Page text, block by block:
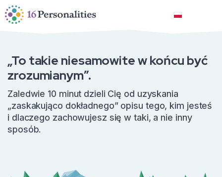
Przejdź do treści głównej
Przejdź do opcji dostępności
Polski
„To takie niesamowite w końcu być
zrozumianym”.
Zaledwie 10 minut dzieli Cię od uzyskania
„zaskakująco dokładnego” opisu tego, kim jesteś
i dlaczego zachowujesz się w taki, a nie inny
sposób.